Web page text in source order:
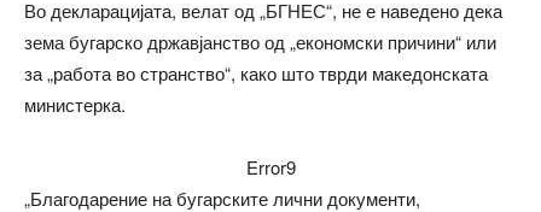
Во декларацијата, велат од „БГНЕС“, не е наведено дека
зема бугарско државјанство од „економски причини“ или
за „работа во странство“, како што тврди македонската
министерка.
Error9
„Благодарение на бугарските лични документи,